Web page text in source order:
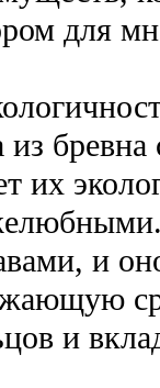
для
бревна
их
и
и